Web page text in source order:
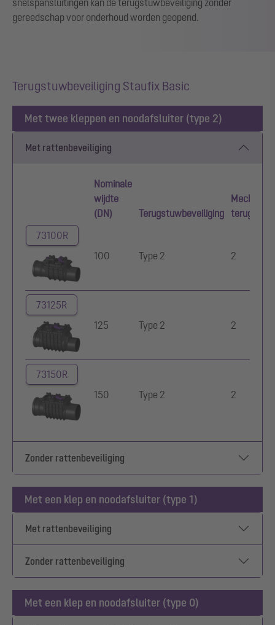
snelspansluitingen kan de terugstuwbeveiliging zonder
gereedschap voor onderhoud worden geopend.
Terugstuwbeveiliging Staufix Basic
Met twee kleppen en noodafsluiter (type 2)
Met rattenbeveiliging
Nominale
wijdte
(DN)
Terugstuwbeveiliging
73100R
100
Type 2 2
73125R
125
Type 2 2
73150R
150
Type 2 2
Zonder rattenbeveiliging
Met een klep en noodafsluiter (type 1)
Met rattenbeveiliging
Zonder rattenbeveiliging
Met een klep en noodafsluiter (type 0)